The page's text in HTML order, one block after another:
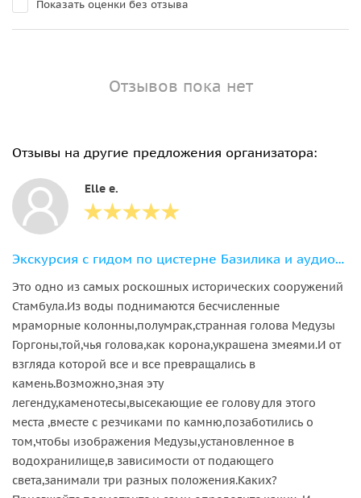
Показать оценки без отзыва
Отзывов пока нет
Отзывы на другие предложения организатора:
Elle e.
Экскурсия с гидом по цистерне Базилика и аудиогид по Голубой мечети
Это одно из самых роскошных исторических сооружений
Стамбула.Из воды поднимаются бесчисленные
мраморные колонны,полумрак,странная голова Медузы
Горгоны,той,чья голова,как корона,украшена змеями.И от
взгляда которой все и все превращались в
камень.Возможно,зная эту
легенду,каменотесы,высекающие ее голову для этого
места ,вместе с резчиками по камню,позаботились о
том,чтобы изображения Медузы,установленное в
водохранилище,в зависимости от подающего
света,занимали три разных положения.Каких?